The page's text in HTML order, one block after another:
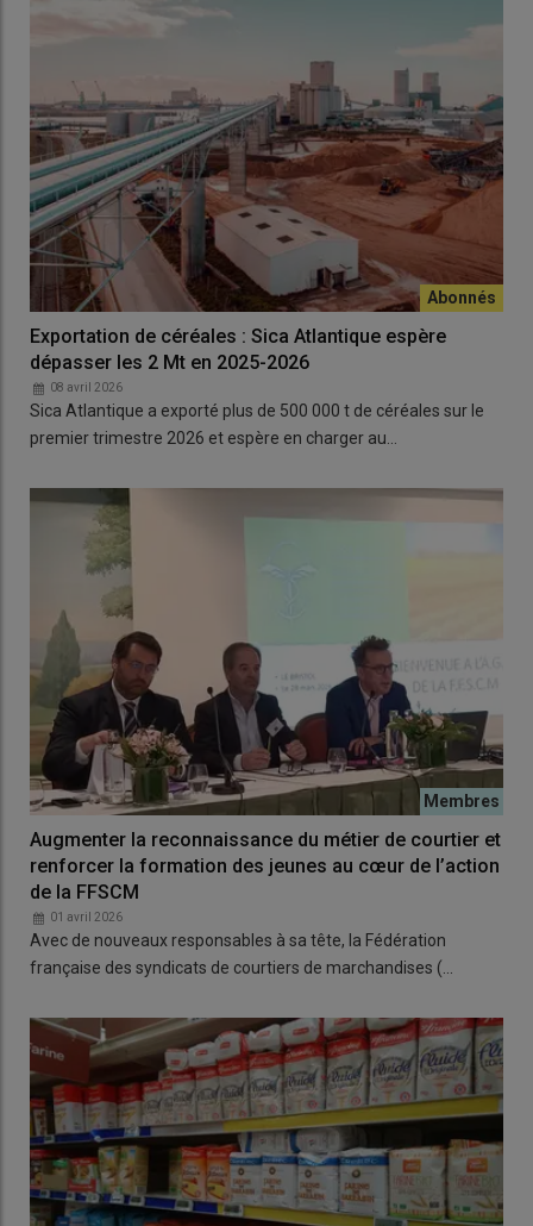
Exportation de céréales : Sica Atlantique espère
dépasser les 2 Mt en 2025-2026
08 avril 2026
Sica Atlantique a exporté plus de 500 000 t de céréales sur le
premier trimestre 2026 et espère en charger au…
Augmenter la reconnaissance du métier de courtier et
renforcer la formation des jeunes au cœur de l’action
de la FFSCM
01 avril 2026
Avec de nouveaux responsables à sa tête, la Fédération
française des syndicats de courtiers de marchandises (…